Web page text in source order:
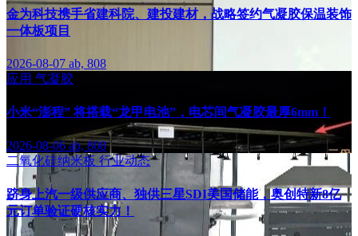
金为科技携手省建科院、建投建材，战略签约气凝胶保温装饰
一体板项目
2026-08-07 ab, 808
应用 气凝胶
小米“澎程” 将搭载“龙甲电池”，电芯间气凝胶最厚6mm！
2026-08-06ab, 808
二氧化硅纳米板 行业动态
跻身上汽一级供应商、独供三星SDI美国储能，奥创特新8亿
元订单验证硬核实力！